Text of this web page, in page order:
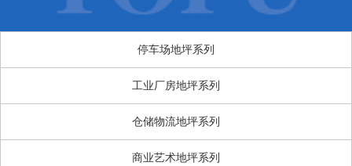
停车场地坪系列
工业厂房地坪系列
仓储物流地坪系列
商业艺术地坪系列